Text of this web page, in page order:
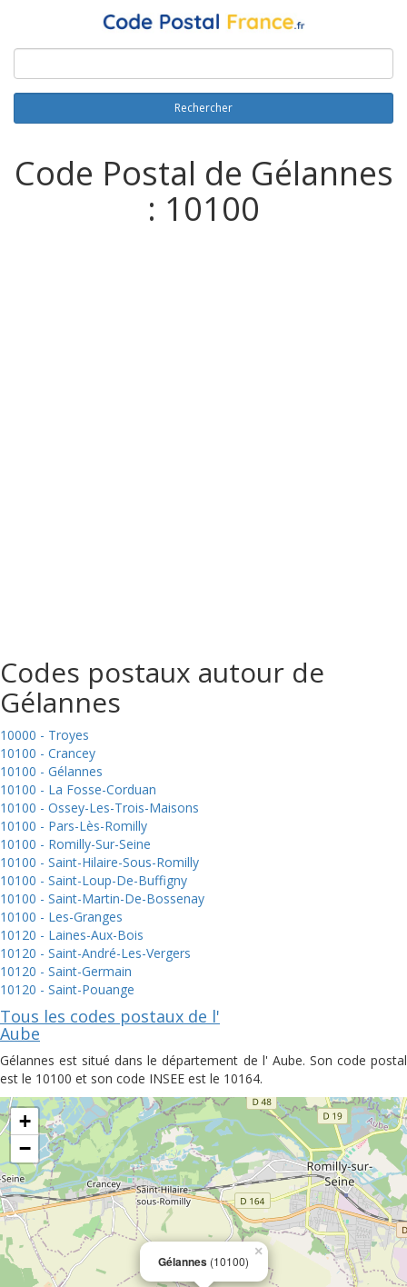
Rechercher
Code Postal de Gélannes
: 10100
Codes postaux autour de
Gélannes
10000 - Troyes
10100 - Crancey
10100 - Gélannes
10100 - La Fosse-Corduan
10100 - Ossey-Les-Trois-Maisons
10100 - Pars-Lès-Romilly
10100 - Romilly-Sur-Seine
10100 - Saint-Hilaire-Sous-Romilly
10100 - Saint-Loup-De-Buffigny
10100 - Saint-Martin-De-Bossenay
10100 - Les-Granges
10120 - Laines-Aux-Bois
10120 - Saint-André-Les-Vergers
10120 - Saint-Germain
10120 - Saint-Pouange
Tous les codes postaux de l'
Aube
Gélannes est situé dans le département de l' Aube. Son code postal
est le 10100 et son code INSEE est le 10164.
Gélannes (10100)
×
+
−